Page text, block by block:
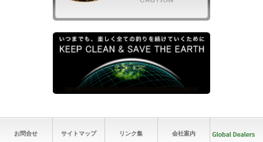
お問合せ サイトマップ リンク集 会社案内